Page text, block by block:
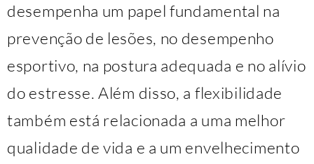
desempenha um papel fundamental na
prevenção de lesões, no desempenho
esportivo, na postura adequada e no alívio
do estresse. Além disso, a flexibilidade
também está relacionada a uma melhor
qualidade de vida e a um envelhecimento